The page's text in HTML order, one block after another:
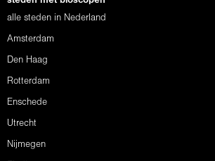
alle steden in Nederland
Amsterdam
Den Haag
Rotterdam
Enschede
Utrecht
Nijmegen